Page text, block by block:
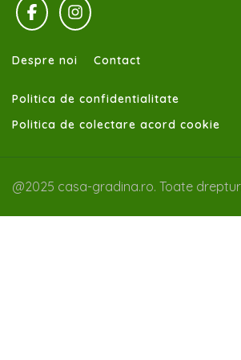
Despre noi Contact
Politica de confidentialitate
Politica de colectare acord cookie
@2025 casa-gradina.ro. Toate